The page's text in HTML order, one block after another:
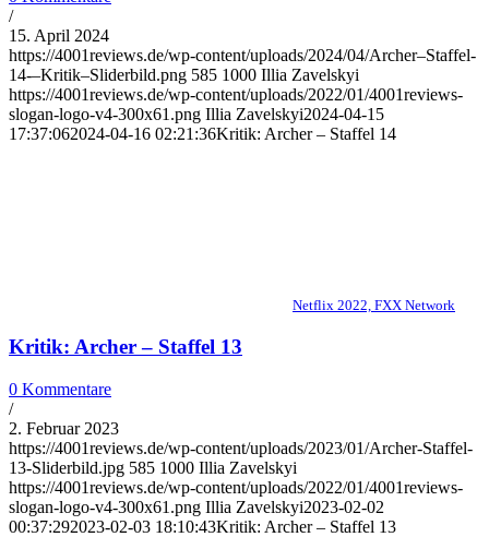
/
15. April 2024
https://4001reviews.de/wp-content/uploads/2024/04/Archer–Staffel-
14-–Kritik–Sliderbild.png 585 1000 Illia Zavelskyi
https://4001reviews.de/wp-content/uploads/2022/01/4001reviews-
slogan-logo-v4-300x61.png Illia Zavelskyi2024-04-15
17:37:062024-04-16 02:21:36Kritik: Archer – Staffel 14
Netflix 2022, FXX Network
Kritik: Archer – Staffel 13
0 Kommentare
/
2. Februar 2023
https://4001reviews.de/wp-content/uploads/2023/01/Archer-Staffel-
13-Sliderbild.jpg 585 1000 Illia Zavelskyi
https://4001reviews.de/wp-content/uploads/2022/01/4001reviews-
slogan-logo-v4-300x61.png Illia Zavelskyi2023-02-02
00:37:292023-02-03 18:10:43Kritik: Archer – Staffel 13